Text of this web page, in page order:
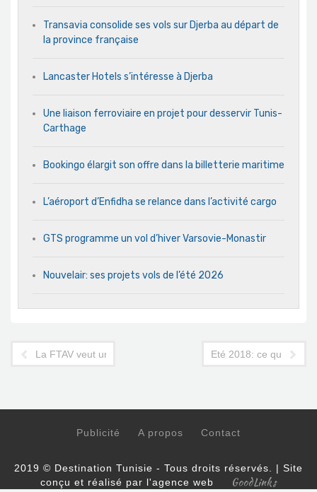
Transavia consolide ses vols sur Djerba au départ de
la province française
Lancaster Hotels s’intéresse à Djerba
Une liaison ferroviaire en projet pour desservir Tunis-
Carthage
Bookingo élargit son offre dans la billetterie maritime
L’aéroport d’Enfidha se relance dans l’activité cargo
GTS programme un vol d’hiver Varsovie-Monastir
Nouvelair: ses projets vols de l’été 2026
La FTAV veut un salon du tourisme saharienEté 2018: ce qui se
Publicité A propos Contact
2019 © Destination Tunisie - Tous droits réservés. | Site
conçu et réalisé par l'agence web
GoodLinks